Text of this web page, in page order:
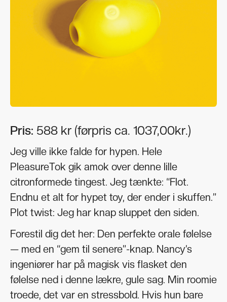
Pris: 588 kr (førpris ca. 1037,00kr.)
Jeg ville ikke falde for hypen. Hele
PleasureTok gik amok over denne lille
citronformede tingest. Jeg tænkte: “Flot.
Endnu et alt for hypet toy, der ender i skuffen.”
Plot twist: Jeg har knap sluppet den siden.
Forestil dig det her: Den perfekte orale følelse
— med en “gem til senere”-knap. Nancy’s
ingeniører har på magisk vis flasket den
følelse ned i denne lækre, gule sag. Min roomie
troede, det var en stressbold. Hvis hun bare